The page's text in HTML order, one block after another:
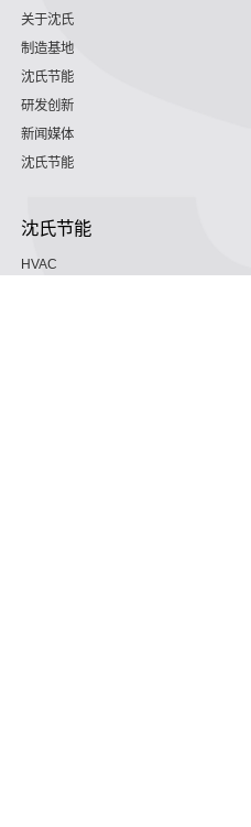
关于沈氏
制造基地
沈氏节能
研发创新
新闻媒体
沈氏节能
沈氏节能
HVAC